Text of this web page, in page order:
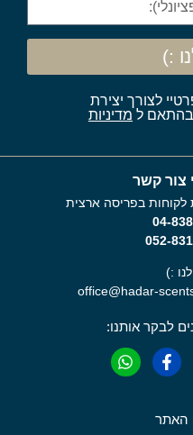
צור קשר
לקוחות בפריסה ארצית
04-
052-
:)
office@hadar-
לבקר אותנו:
האתר
לצורך יצירת
בהתאם ל מדיניות
:)